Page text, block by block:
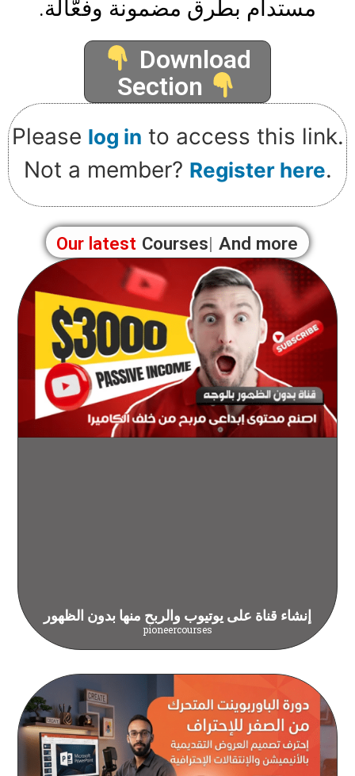
مستدام بطرق مضمونة وفعّالة.
Download
Section
Please log in to access this link.
Not a member? Register here.
Our latest Blo And more
إنشاء قناة على يوتيوب والربح منها بدون الظهور
pioneercourses